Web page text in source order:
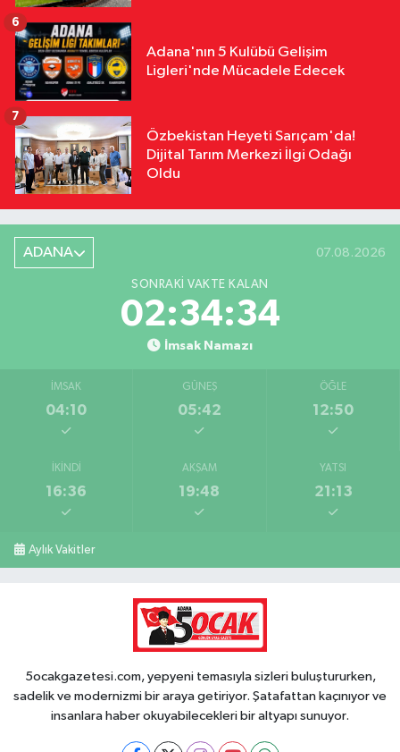
Adana'nın 5 Kulübü Gelişim
Ligleri'nde Mücadele Edecek
6
Özbekistan Heyeti Sarıçam'da!
Dijital Tarım Merkezi İlgi Odağı
Oldu
7
ADANA 07.08.2026
SONRAKI VAKTE KALAN
02:34:33
İmsak Namazı
İMSAK
04:10
GÜNEŞ
05:42
ÖĞLE
12:50
İKINDI
16:36
AKŞAM
19:48
YATSI
21:13
Aylık Vakitler
5ocakgazetesi.com, yepyeni temasıyla sizleri buluştururken,
sadelik ve modernizmi bir araya getiriyor. Şatafattan kaçınıyor ve
insanlara haber okuyabilecekleri bir altyapı sunuyor.